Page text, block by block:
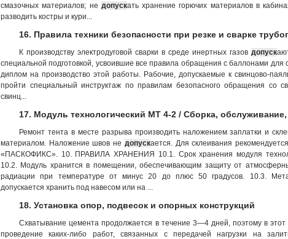
смазочных материалов; не допускать хранение горючих материалов в
разводить костры и кури...
16. Правила техники безопасности при резке и сварке
К производству электродуговой сварки в среде инертных газов допуск
специальной подготовкой, усвоившие все правила обращения с баллонами
диплом на производство этой работы. Рабочие, допускаемые к свинцово-
пройти специальный инструктаж по правилам безопасного обращения со
свинц...
17. Модуль технологический МТ 4-2 / Сборка, обслуживание,
Ремонт тента в месте разрыва производить наложением заплатки и
материалом. Наложение швов не допускается. Для склеивания
«ПАСКОФИКС». 10. ПРАВИЛА ХРАНЕНИЯ 10.1. Срок хранения модуля
10.2. Модуль хранится в помещении, обеспечивающим защиту от
радиации при температуре от минус 20 до плюс 50 градусов. 10.3.
допускается хранить под навесом или на ...
18. Установка опор, подвесок и опорных конструкций
Схватывание цемента продолжается в течение 3—4 дней, поэтому в
проведение каких-либо работ, связанных с передачей нагрузки на